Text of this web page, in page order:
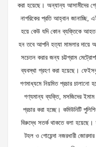
করা হয়েছে। অন্যান্য আসামীদের
নাগরিকের প্রতি আহ্বান
হয়ে কেউ যদি কোন ব্যক্তিকে আহত
হন তবে আপনি হত্যা মামলার দায়ে
সচেতন করার জন্য চট্টগ্রাম
ব্যবস্থা গ্রহণ করা হয়েছে।
গণমাধ্যমে নিয়মিত প্রচার চালানো
গণ্যমান্য ব্যক্তি, মসজিদের ইমাম
প্রচার করা হচ্ছে। কমিউনিটি
বিরুদ্ধে সতর্ক থাকতে বলা
টহল ও গোয়েন্দা নজরধারী